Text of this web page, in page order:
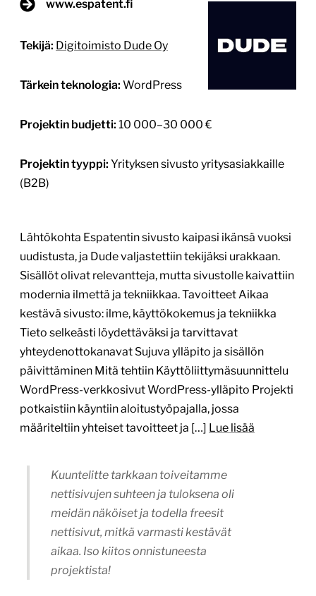
Projektin tyyppi:Yrityksen sivusto yritysasiakkaille
Lähtökohta Espatentin sivusto kaipasi ikänsä vuoksi
Sisällöt olivat relevantteja, mutta sivustolle kaivattiin
kestävä sivusto: ilme, käyttökokemus ja tekniikka
Tieto selkeästi löydettäväksi ja tarvittavat
WordPress-verkkosivut WordPress-ylläpito Projekti
potkaistiin käyntiin aloitustyöpajalla, jossa
määriteltiin yhteiset tavoitteet ja […]Lue lisää
Kuuntelitte tarkkaan toiveitamme
nettisivujen suhteen ja tuloksena oli
meidän näköiset ja todella freesit
nettisivut, mitkä varmasti kestävät
aikaa. Iso kiitos onnistuneesta
projektista!
Erinomainen projektinhallinta,
asiakaspalvelu ja asiakkaan liiketoiminnan
ymmärtäminen